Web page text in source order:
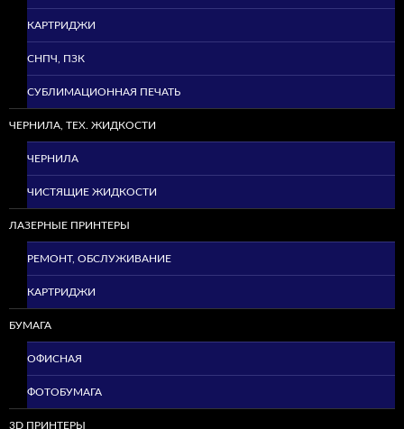
КАРТРИДЖИ
СНПЧ, ПЗК
СУБЛИМАЦИОННАЯ ПЕЧАТЬ
ЧЕРНИЛА, ТЕХ. ЖИДКОСТИ
ЧЕРНИЛА
ЧИСТЯЩИЕ ЖИДКОСТИ
ЛАЗЕРНЫЕ ПРИНТЕРЫ
РЕМОНТ, ОБСЛУЖИВАНИЕ
КАРТРИДЖИ
БУМАГА
ОФИСНАЯ
ФОТОБУМАГА
3D ПРИНТЕРЫ